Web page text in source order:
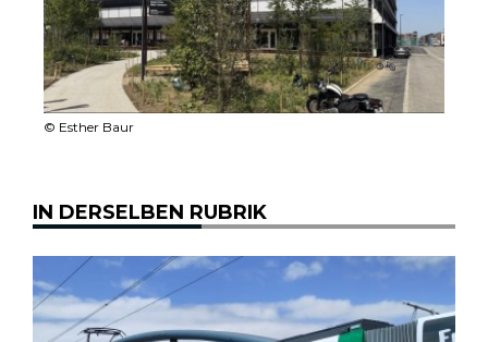
© Esther Baur
IN DERSELBEN RUBRIK